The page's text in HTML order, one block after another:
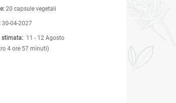
20 capsule vegetali
30-04-2027
stimata: 11 - 12 Agosto
4 ore 57 minuti)